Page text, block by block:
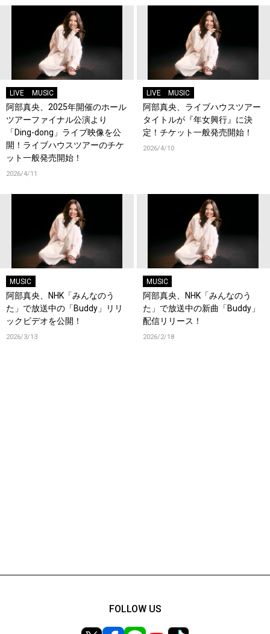
LIVE MUSIC
阿部真央、2025年開催のホール
ツアーファイナル公演より
「Ding-dong」ライブ映像を公
開！ライブハウスツアーのチケ
ット一般発売開始！
2026/4/11
LIVE MUSIC
阿部真央、ライブハウスツアー
タイトルが『年女興行』に決
定！チケット一般発売開始！
2026/4/10
MUSIC
阿部真央、NHK「みんなのう
た」で放送中の「Buddy」リリ
ックビデオを公開！
2026/3/13
MUSIC
阿部真央、NHK「みんなのう
た」で放送中の新曲「Buddy」
配信リリース！
2026/2/18
FOLLOW US